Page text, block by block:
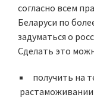
согласно всем
Беларуси по
задуматься о
Сделать это
получить на